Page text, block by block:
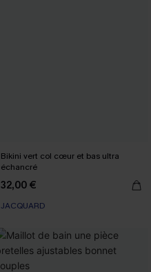
Bikini vert col cœur et bas ultra
échancré
32,00 €
JACQUARD